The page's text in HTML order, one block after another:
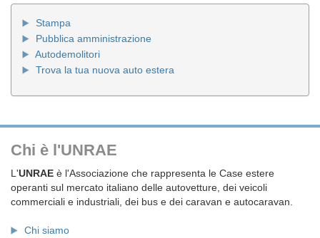
Stampa
Pubblica amministrazione
Autodemolitori
Trova la tua nuova auto estera
Chi è l'UNRAE
L'UNRAE è l'Associazione che rappresenta le Case estere
operanti sul mercato italiano delle autovetture, dei veicoli
commerciali e industriali, dei bus e dei caravan e autocaravan.
Chi siamo